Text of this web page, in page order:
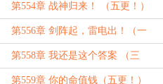
第554章 战神归来！ （五更！）
第556章 剑阵起，雷电出！（一
更！）
第558章 我还是这个答案 （三
更！）
第559章 你的命值钱（五更！）